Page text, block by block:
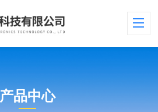
产品中心